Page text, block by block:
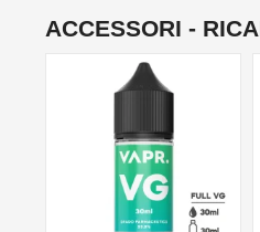
ACCESSORI -